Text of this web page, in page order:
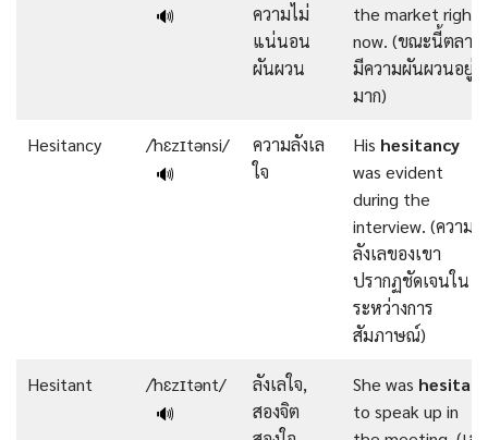
🔊
ความไม่
แน่นอน
ผันผวน
the market right
now. (ขณะนี้ตลาด
มีความผันผวนอยู่
มาก)
Hesitancy
/ˈhɛzɪtənsi/
🔊
ความลังเล
ใจ
His hesitancy
was evident
during the
interview. (ความ
ลังเลของเขา
ปรากฏชัดเจนใน
ระหว่างการ
สัมภาษณ์)
Hesitant
/ˈhɛzɪtənt/
🔊
ลังเลใจ,
สองจิต
She was hesitant
to speak up in